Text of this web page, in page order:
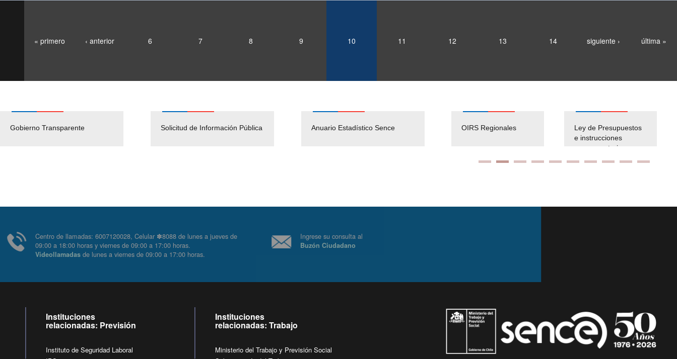
« primero ‹ anterior 6 7 8 9 10 11 12 13 14 siguiente › última »
Gobierno Transparente Solicitud de Información Pública Anuario Estadístico Sence
Pago Proveedores
Empleos Públicos
Solicitud Audiencias y
OIRS Regionales
Ley de Presupuestos
e instrucciones
presuspuetarias
Centro de llamadas: 6007120028, Celular ✽8088 de lunes a jueves de
09:00 a 18:00 horas y viernes de 09:00 a 17:00 horas.
Videollamadas de lunes a viernes de 09:00 a 17:00 horas.
Ingrese su consulta al
Buzón Ciudadano
Instituciones
relacionadas: Previsión
Instituto de Seguridad Laboral
Instituciones
relacionadas: Trabajo
Ministerio del Trabajo y Previsión Social